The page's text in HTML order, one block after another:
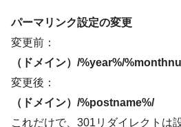
パーマリンク設定の変更
変更前：
（ドメイン）/%year%/
変更後：
（ドメイン）/%postname%/
これだけで、301リダイレクトは